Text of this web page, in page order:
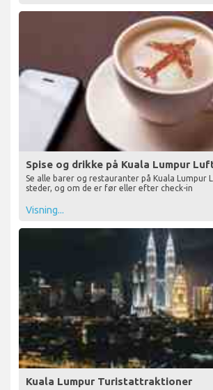
Spise og drikke på Kuala Lumpur
Se alle barer og restauranter på Kuala Lumpur
steder, og om de er før eller efter check-in
Visning...
Kuala Lumpur Turistattraktioner